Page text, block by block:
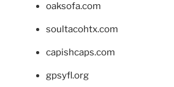
oaksofa.com
soultacohtx.com
capishcaps.com
gpsyfl.org